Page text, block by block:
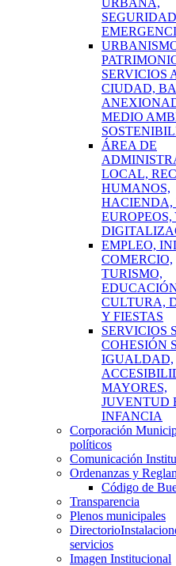
URBANA,
SERVICIOS
CIUDAD,
MEDIO
ÁREA DE
LOCAL,
HUMANOS,
HACIENDA,
EUROPEOS,
EMPLEO,
COMERCIO,
TURISMO,
CULTURA,
Y FIESTAS
SERVICIOS
COHESIÓN
IGUALDAD,
MAYORES,
JUVENTUD
INFANCIA
Corporación
políticos
Comunicación
Ordenanzas y
Código de
Transparencia
Plenos municipales
Directorio
servicios
Imagen Institucional